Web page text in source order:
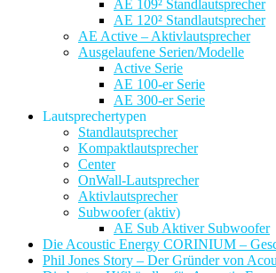
AE 109² Standlautsprecher
AE 120² Standlautsprecher
AE Active – Aktivlautsprecher
Ausgelaufene Serien/Modelle
Active Serie
AE 100-er Serie
AE 300-er Serie
Lautsprechertypen
Standlautsprecher
Kompaktlautsprecher
Center
OnWall-Lautsprecher
Aktivlautsprecher
Subwoofer (aktiv)
AE Sub Aktiver Subwoofer
Die Acoustic Energy CORINIUM –
Phil Jones Story – Der Gründer von